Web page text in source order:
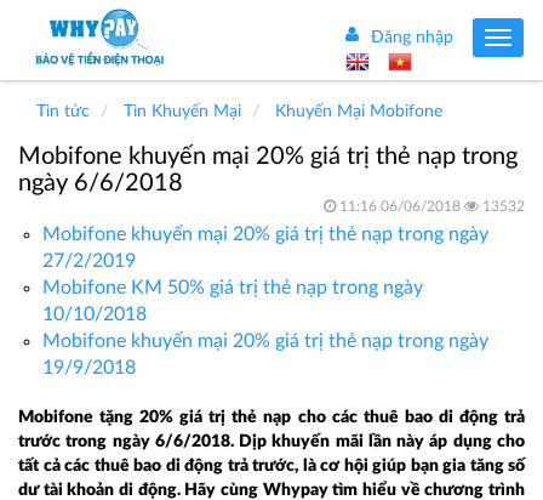
Toggle
Đăng nhập
Tin tức Tin Khuyến Mại Khuyến Mại Mobifone
Mobifone khuyến mại 20% giá trị thẻ nạp trong
ngày 6/6/2018
11:16 06/06/2018 13532
Mobifone khuyến mại 20% giá trị thẻ nạp trong ngày
27/2/2019
Mobifone KM 50% giá trị thẻ nạp trong ngày
10/10/2018
Mobifone khuyến mại 20% giá trị thẻ nạp trong ngày
19/9/2018
Mobifone tặng 20% giá trị thẻ nạp cho các thuê bao di động trả
trước trong ngày 6/6/2018. Dịp khuyến mãi lần này áp dụng cho
tất cả các thuê bao di động trả trước, là cơ hội giúp bạn gia tăng số
dư tài khoản di động. Hãy cùng Whypay tìm hiểu về chương trình